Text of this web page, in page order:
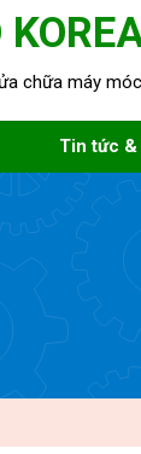
chữa máy
Tin tức &